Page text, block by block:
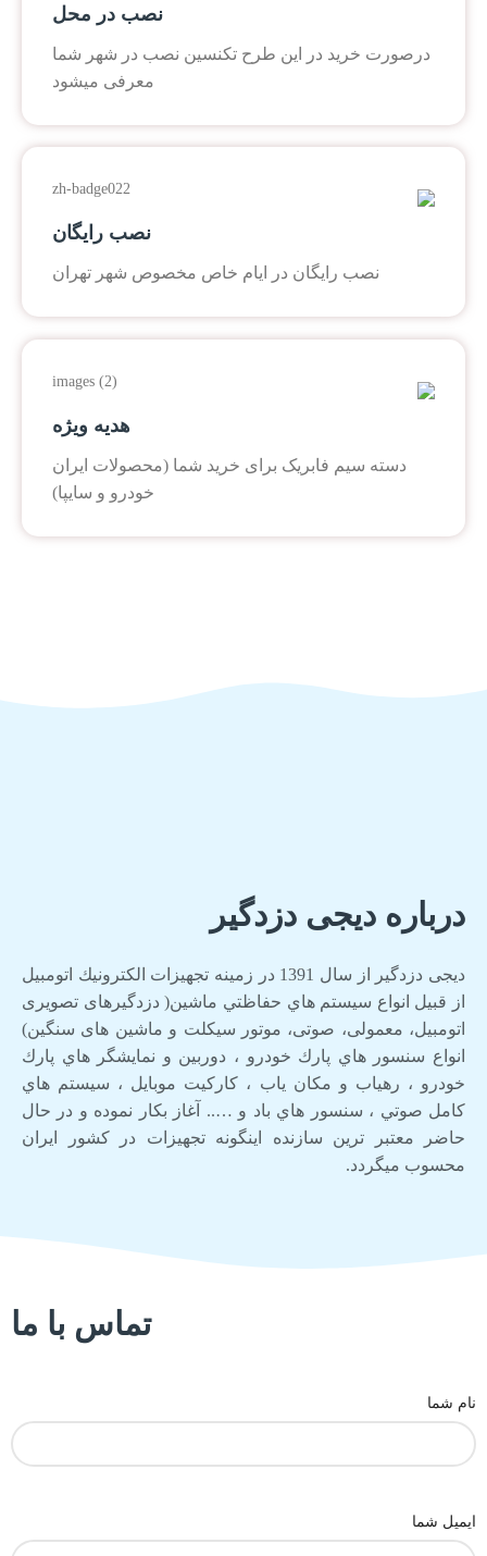
نصب در محل
درصورت خرید در این طرح تکنسین نصب در شهر شما
معرفی میشود
نصب رایگان
نصب رایگان در ایام خاص مخصوص شهر تهران
هدیه ویژه
دسته سیم فابریک برای خرید شما (محصولات ایران
خودرو و سایپا)
درباره دیجی دزدگیر
دیجی دزدگیر از سال 1391 در زمينه تجهيزات الكترونيك اتومبیل
از قبيل انواع سيستم هاي حفاظتي ماشین( دزدگيرهای تصویری
اتومبیل، معمولی، صوتی، موتور سیکلت و ماشین های سنگین)
انواع سنسور هاي پارك خودرو ، دوربين و نمايشگر هاي پارك
خودرو ، رهياب و مكان ياب ، كاركيت موبايل ، سيستم هاي
كامل صوتي ، سنسور هاي باد و ….. آغاز بكار نموده و در حال
حاضر معتبر ترين سازنده اينگونه تجهيزات در كشور ایران
محسوب ميگردد.
تماس با ما
نام شما
ایمیل شما